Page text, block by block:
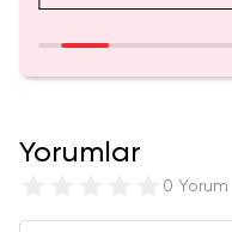
Yorumlar
0 Yorum